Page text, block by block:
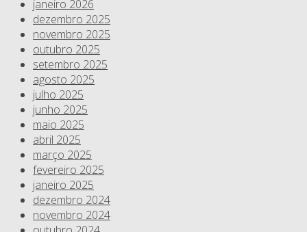
janeiro 2026
dezembro 2025
novembro 2025
outubro 2025
setembro 2025
agosto 2025
julho 2025
junho 2025
maio 2025
abril 2025
março 2025
fevereiro 2025
janeiro 2025
dezembro 2024
novembro 2024